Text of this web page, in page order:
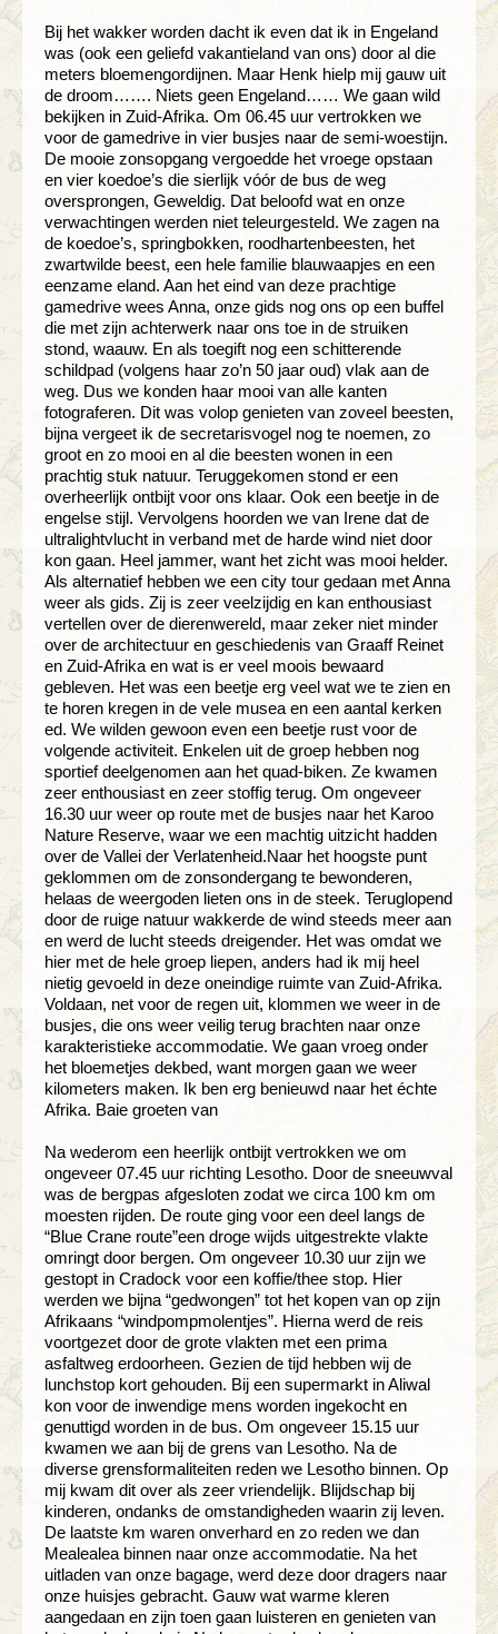
Bij het wakker worden dacht ik even dat ik in Engeland
was (ook een geliefd vakantieland van ons) door al die
meters bloemengordijnen. Maar Henk hielp mij gauw uit
de droom……. Niets geen Engeland…… We gaan wild
bekijken in Zuid-Afrika. Om 06.45 uur vertrokken we
voor de gamedrive in vier busjes naar de semi-woestijn.
De mooie zonsopgang vergoedde het vroege opstaan
en vier koedoe’s die sierlijk vóór de bus de weg
oversprongen, Geweldig. Dat beloofd wat en onze
verwachtingen werden niet teleurgesteld. We zagen na
de koedoe’s, springbokken, roodhartenbeesten, het
zwartwilde beest, een hele familie blauwaapjes en een
eenzame eland. Aan het eind van deze prachtige
gamedrive wees Anna, onze gids nog ons op een buffel
die met zijn achterwerk naar ons toe in de struiken
stond, waauw. En als toegift nog een schitterende
schildpad (volgens haar zo’n 50 jaar oud) vlak aan de
weg. Dus we konden haar mooi van alle kanten
fotograferen. Dit was volop genieten van zoveel beesten,
bijna vergeet ik de secretarisvogel nog te noemen, zo
groot en zo mooi en al die beesten wonen in een
prachtig stuk natuur. Teruggekomen stond er een
overheerlijk ontbijt voor ons klaar. Ook een beetje in de
engelse stijl. Vervolgens hoorden we van Irene dat de
ultralightvlucht in verband met de harde wind niet door
kon gaan. Heel jammer, want het zicht was mooi helder.
Als alternatief hebben we een city tour gedaan met Anna
weer als gids. Zij is zeer veelzijdig en kan enthousiast
vertellen over de dierenwereld, maar zeker niet minder
over de architectuur en geschiedenis van Graaff Reinet
en Zuid-Afrika en wat is er veel moois bewaard
gebleven. Het was een beetje erg veel wat we te zien en
te horen kregen in de vele musea en een aantal kerken
ed. We wilden gewoon even een beetje rust voor de
volgende activiteit. Enkelen uit de groep hebben nog
sportief deelgenomen aan het quad-biken. Ze kwamen
zeer enthousiast en zeer stoffig terug. Om ongeveer
16.30 uur weer op route met de busjes naar het Karoo
Nature Reserve, waar we een machtig uitzicht hadden
over de Vallei der Verlatenheid.Naar het hoogste punt
geklommen om de zonsondergang te bewonderen,
helaas de weergoden lieten ons in de steek. Teruglopend
door de ruige natuur wakkerde de wind steeds meer aan
en werd de lucht steeds dreigender. Het was omdat we
hier met de hele groep liepen, anders had ik mij heel
nietig gevoeld in deze oneindige ruimte van Zuid-Afrika.
Voldaan, net voor de regen uit, klommen we weer in de
busjes, die ons weer veilig terug brachten naar onze
karakteristieke accommodatie. We gaan vroeg onder
het bloemetjes dekbed, want morgen gaan we weer
kilometers maken. Ik ben erg benieuwd naar het échte
Afrika. Baie groeten van
Na wederom een heerlijk ontbijt vertrokken we om
ongeveer 07.45 uur richting Lesotho. Door de sneeuwval
was de bergpas afgesloten zodat we circa 100 km om
moesten rijden. De route ging voor een deel langs de
“Blue Crane route”een droge wijds uitgestrekte vlakte
omringt door bergen. Om ongeveer 10.30 uur zijn we
gestopt in Cradock voor een koffie/thee stop. Hier
werden we bijna “gedwongen” tot het kopen van op zijn
Afrikaans “windpompmolentjes”. Hierna werd de reis
voortgezet door de grote vlakten met een prima
asfaltweg erdoorheen. Gezien de tijd hebben wij de
lunchstop kort gehouden. Bij een supermarkt in Aliwal
kon voor de inwendige mens worden ingekocht en
genuttigd worden in de bus. Om ongeveer 15.15 uur
kwamen we aan bij de grens van Lesotho. Na de
diverse grensformaliteiten reden we Lesotho binnen. Op
mij kwam dit over als zeer vriendelijk. Blijdschap bij
kinderen, ondanks de omstandigheden waarin zij leven.
De laatste km waren onverhard en zo reden we dan
Mealealea binnen naar onze accommodatie. Na het
uitladen van onze bagage, werd deze door dragers naar
onze huisjes gebracht. Gauw wat warme kleren
aangedaan en zijn toen gaan luisteren en genieten van